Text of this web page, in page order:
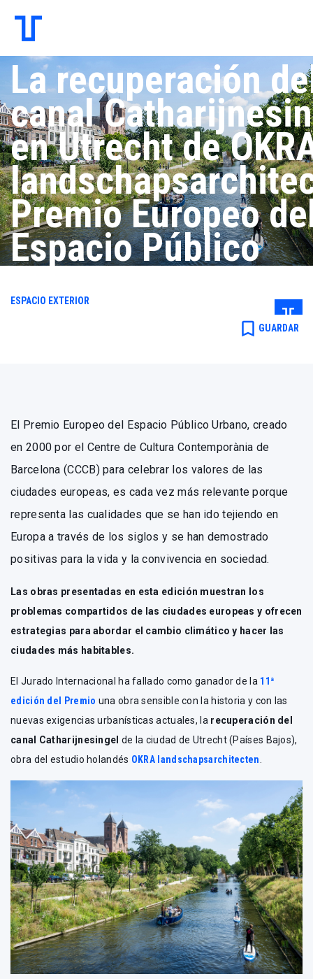
La recuperación
canal
en Utrecht de
Premio Europeo
Espacio Público
Urbano 2022
ESPACIO EXTERIOR
bookmark_border GUARDAR
El Premio Europeo del Espacio Público Urbano, creado
en 2000 por el Centre de Cultura Contemporània de
Barcelona (CCCB) para celebrar los valores de las
ciudades europeas, es cada vez más relevante porque
representa las cualidades que se han ido tejiendo en
Europa a través de los siglos y se han demostrado
positivas para la vida y la convivencia en sociedad.
Las obras presentadas en esta edición muestran los
problemas compartidos de las ciudades europeas y ofrecen
estrategias para abordar el cambio climático y hacer las
ciudades más habitables.
El Jurado Internacional ha fallado como ganador de la 11ª
edición del Premio una obra sensible con la historia y con las
nuevas exigencias urbanísticas actuales, la recuperación del
canal Catharijnesingel de la ciudad de Utrecht (Países Bajos),
obra del estudio holandés OKRA landschapsarchitecten